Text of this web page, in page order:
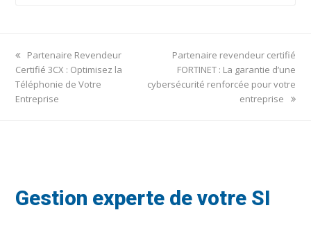
previous
post:
Partenaire Revendeur
Certifié 3CX : Optimisez la
Téléphonie de Votre
Entreprise
next
post:
Partenaire revendeur certifié
FORTINET : La garantie d’une
cybersécurité renforcée pour votre
entreprise
Gestion experte de votre SI